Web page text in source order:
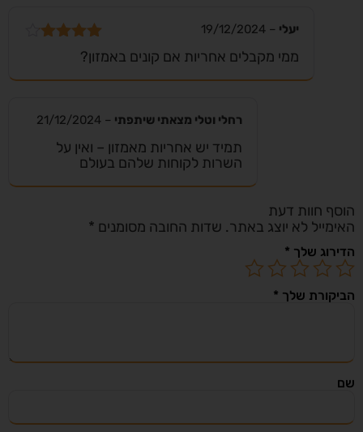
דורג
מתוך 5
יעלי –
19/12/2024
ממי מקבלים אחריות אם קונים באמזון?
רחלי וטלי מצאתי שיתפתי –
21/12/2024
תמיד יש אחריות מאמזון – ואין על
השרות לקוחות שלהם בעולם
הוסף חוות דעת
האימייל לא יוצג באתר. שדות החובה מסומנים *
הדירוג שלך *
הביקורת שלך *
שם